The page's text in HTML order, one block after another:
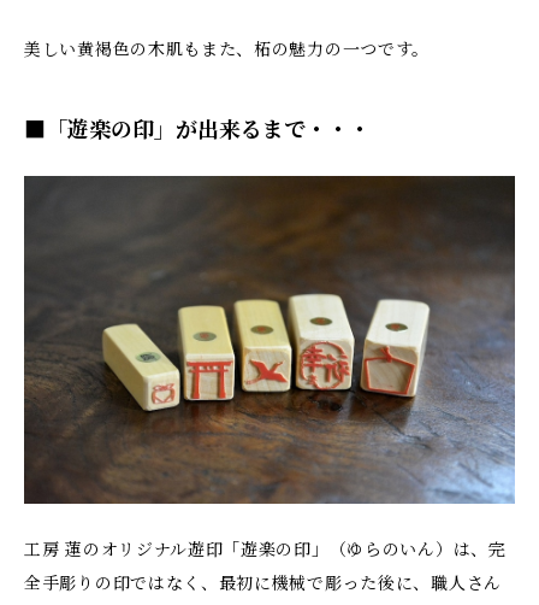
美しい黄褐色の木肌もまた、柘の魅力の一つです。
■「遊楽の印」が出来るまで・・・
工房 蓮のオリジナル遊印「遊楽の印」（ゆらのいん）は、完
全手彫りの印ではなく、最初に機械で彫った後に、職人さん